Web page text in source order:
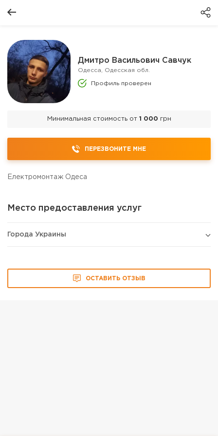
Дмитро Васильович Савчук
Одесса, Одесская обл.
Профиль проверен
Минимальная стоимость от 1 000 грн
ПЕРЕЗВОНИТЕ МНЕ
Електромонтаж Одеса
Место предоставления услуг
Города Украины
ОСТАВИТЬ ОТЗЫВ